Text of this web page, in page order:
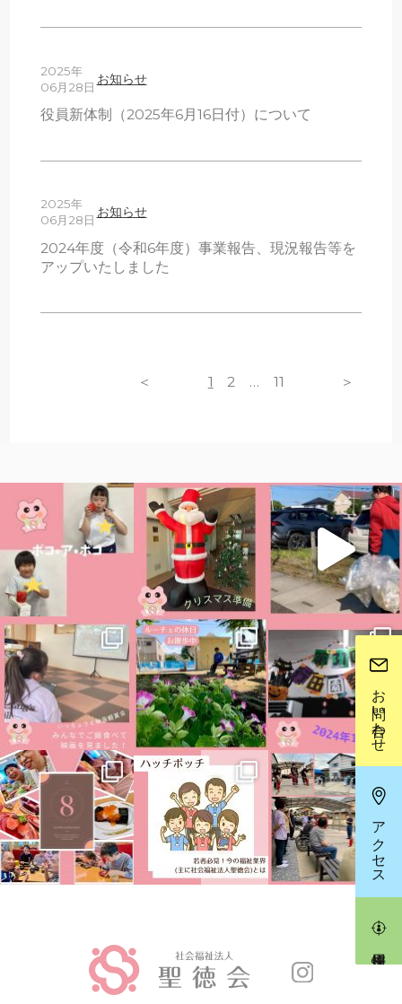
お問い合わせ
アクセス
2025年
06月28日 お知らせ
役員新体制（2025年6月16日付）について
2025年
06月28日 お知らせ
2024年度（令和6年度）事業報告、現況報告等を
アップいたしました
＜ 1 2 … 11 ＞